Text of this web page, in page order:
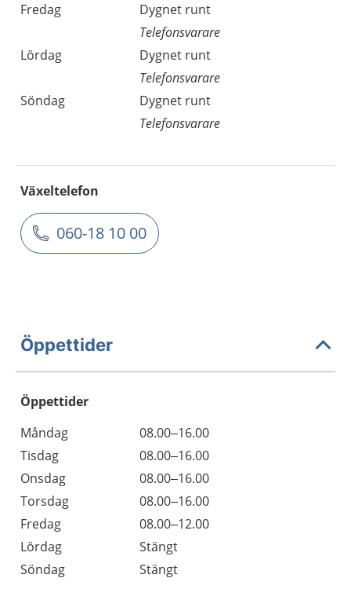
Fredag
Dygnet runt
Telefonsvarare
Lördag
Dygnet runt
Telefonsvarare
Söndag
Dygnet runt
Telefonsvarare
Växeltelefon
060-18 10 00
Öppettider
Öppettider
Dag
Öppettider
Kommentarer
Måndag
08.00–16.00
Tisdag
08.00–16.00
Onsdag
08.00–16.00
Torsdag
08.00–16.00
Fredag
08.00–12.00
Lördag
Stängt
Söndag
Stängt